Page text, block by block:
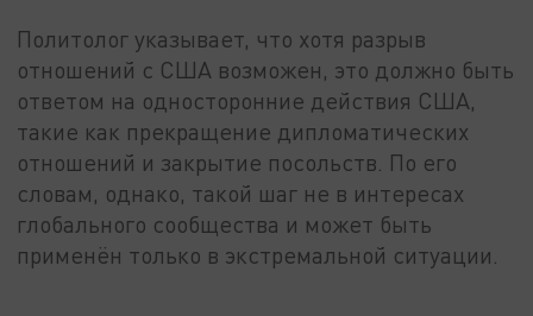
Политолог указывает, что хотя разрыв
отношений с США возможен, это должно быть
ответом на односторонние действия США,
такие как прекращение дипломатических
отношений и закрытие посольств. По его
словам, однако, такой шаг не в интересах
глобального сообщества и может быть
применён только в экстремальной ситуации.